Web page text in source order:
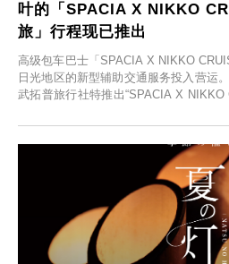
叶的「SPACIA X NIKKO
旅」行程现已推出
高级包车巴士「SPACIA X NIKKO
日光地区的新型辅助交通服务投入营运
武拓普旅行社特推出“SPACIA X